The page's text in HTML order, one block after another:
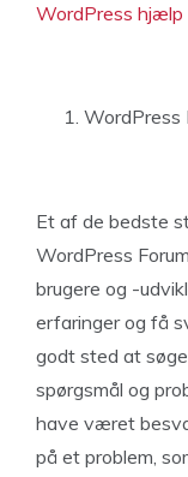
WordPress hjælp
WordPress
Et af de bedste
WordPress
brugere og -
erfaringer og få
godt sted at
spørgsmål og
have været
på et problem,